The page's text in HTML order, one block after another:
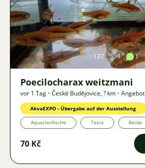
Bild
137 1 1
Poecilocharax weitzmani
vor 1 Tag • České Budějovice,? km • Angebot
AkvaEXPO - Übergabe auf der Ausstellung
Aquarienfische Tetra Beide
70 Kč